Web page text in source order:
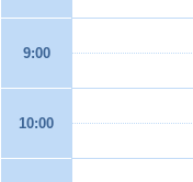
9:00
10:00